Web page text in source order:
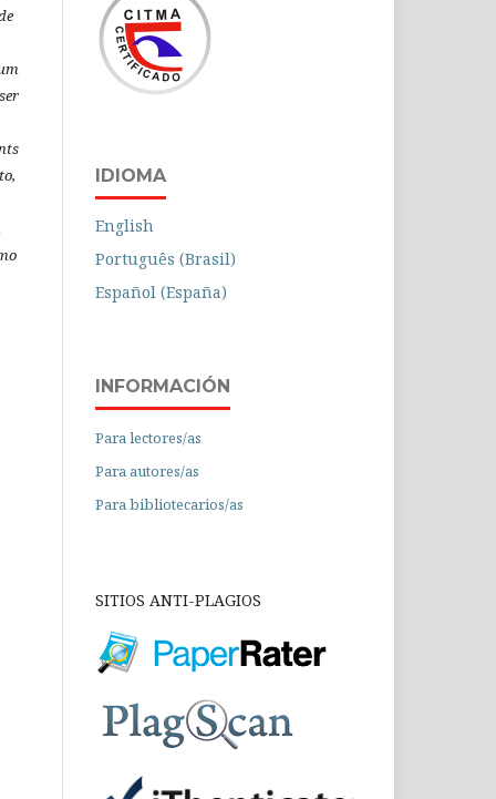
IDIOMA
English
Português (Brasil)
Español (España)
INFORMACIÓN
Para lectores/as
Para autores/as
Para bibliotecarios/as
SITIOS ANTI-PLAGIOS